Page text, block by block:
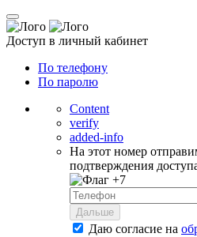
Доступ в личный кабинет
По телефону
По паролю
Content
verify
added-info
На этот номер
подтверждения
+7
Дальше
Даю согласие на